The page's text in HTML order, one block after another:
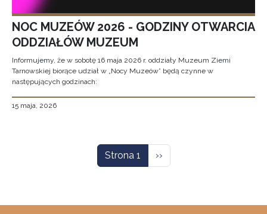
NOC MUZEÓW 2026 - GODZINY OTWARCIA
ODDZIAŁÓW MUZEUM
Informujemy, że w sobotę 16 maja 2026 r. oddziały Muzeum Ziemi
Tarnowskiej biorące udział w „Nocy Muzeów” będą czynne w
następujących godzinach:
15 maja, 2026
Strona 1 Następna strona
››